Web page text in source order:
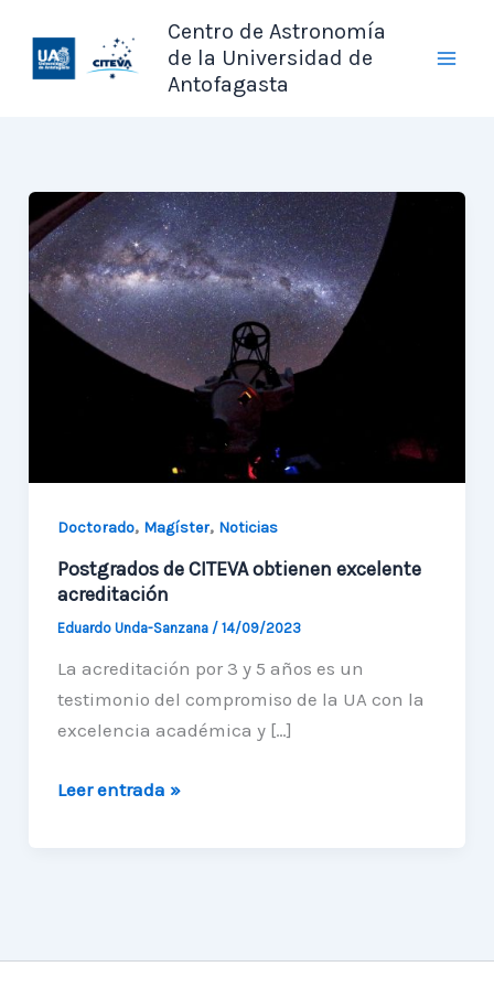
contenido
Centro de Astronomía
de la Universidad de
Antofagasta
Doctorado, Magíster, Noticias
Postgrados de CITEVA obtienen excelente
acreditación
Eduardo Unda-Sanzana / 14/09/2023
La acreditación por 3 y 5 años es un
testimonio del compromiso de la UA con la
excelencia académica y […]
Postgrados
Leer entrada »